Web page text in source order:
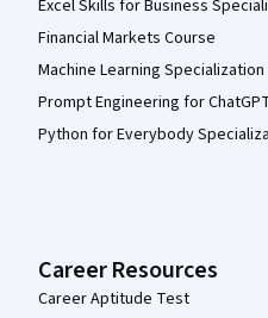
Excel Skills for Business
Financial Markets Course
Machine Learning Specialization
Prompt Engineering for
Python for Everybody
Career Resources
Career Aptitude Test